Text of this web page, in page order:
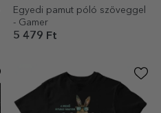
Egyedi pamut póló szöveggel
- Gamer
5 479 Ft